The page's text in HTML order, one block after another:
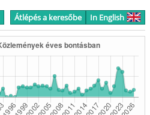
Átlépés a keresőbe In English